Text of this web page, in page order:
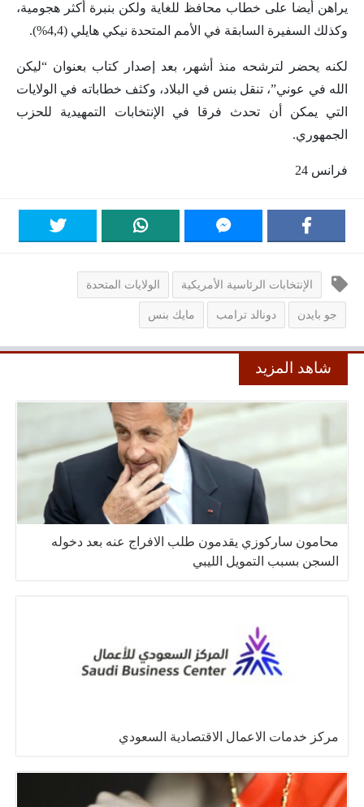
يراهن أيضا على خطاب محافظ للغاية ولكن بنبرة أكثر هجومية،
وكذلك السفيرة السابقة في الأمم المتحدة نيكي هايلي (4,4%).
لكنه يحضر لترشحه منذ أشهر، بعد إصدار كتاب بعنوان “ليكن
الله في عوني”، تنقل بنس في البلاد، وكثف خطاباته في الولايات
التي يمكن أن تحدث فرقا في الإنتخابات التمهيدية للحزب
الجمهوري.
فرانس 24
الإنتخابات الرئاسية الأمريكية الولايات المتحدة
جو بايدن دونالد ترامب مايك بنس
شاهد المزيد
محامون ساركوزي يقدمون طلب الافراج عنه بعد دخوله
السجن بسبب التمويل الليبي
مركز خدمات الاعمال الاقتصادية السعودي